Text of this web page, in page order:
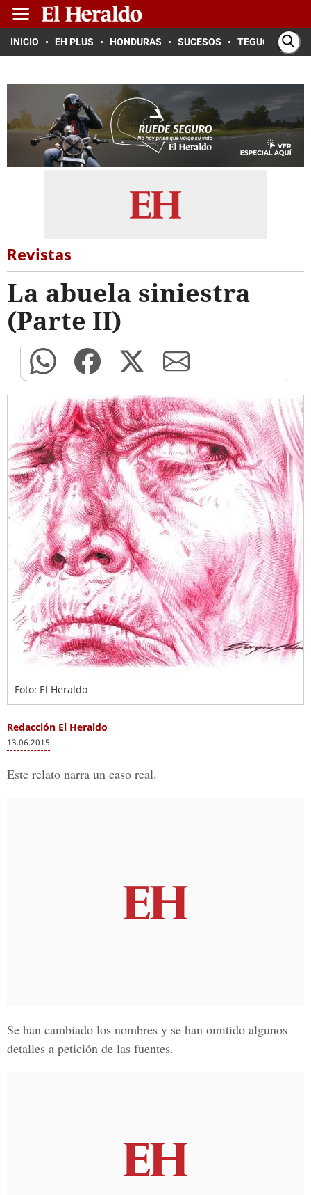
INICIO EH PLUS HONDURAS SUCESOS TEGUCIGALPA
Revistas
La abuela siniestra
(Parte II)
Foto: El Heraldo
Redacción El Heraldo
13.06.2015
Este relato narra un caso real.
Se han cambiado los nombres y se han omitido algunos
detalles a petición de las fuentes.